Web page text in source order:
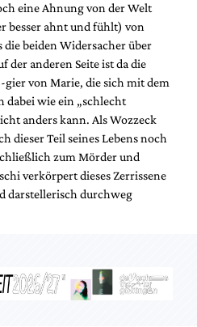
eine Ahnung von der Welt
besser ahnt und fühlt) von
beiden Widersacher über
der anderen Seite ist da die
von Marie, die sich mit dem
dabei wie ein „schlecht
anders kann. Als Wozzeck
dieser Teil seines Lebens noch
zum Mörder und
verkörpert dieses Zerrissene
darstellerisch durchweg